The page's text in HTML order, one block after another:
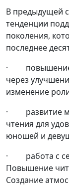
В предыдущей
тенденции
поколения,
последнее
· повышение
через
изменение
· развитие
чтения для
юношей и
· работа с
Повышение
Создание